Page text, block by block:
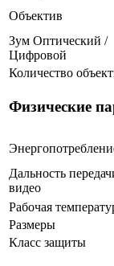
Объектив
Зум Оптический /
Цифровой
Количество
Физические
Дальность
видео
Рабочая
Размеры
Класс защиты